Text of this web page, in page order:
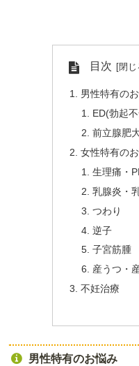
目次
男性特有の
ED(勃起
前立腺肥
女性特有の
生理痛・
乳腺炎・
つわり
逆子
子宮筋腫
産うつ・
不妊治療
男性特有のお悩み